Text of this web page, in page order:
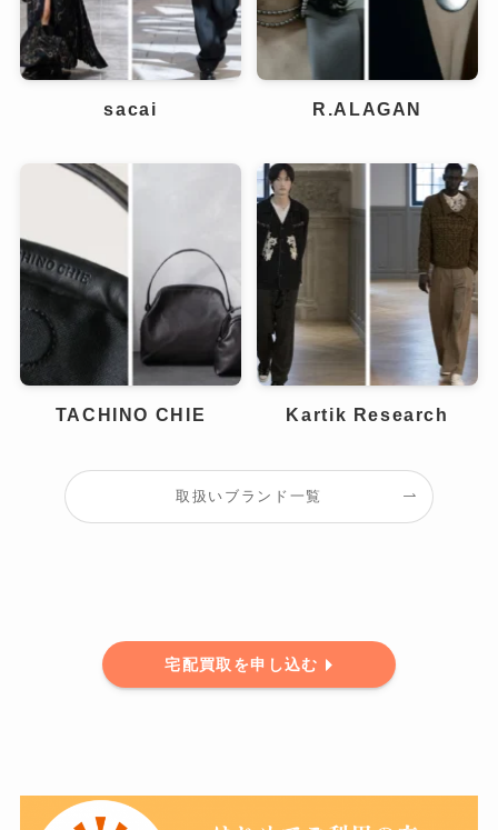
sacai R.ALAGAN
TACHINO CHIE Kartik Research
取扱いブランド一覧
宅配買取を申し込む